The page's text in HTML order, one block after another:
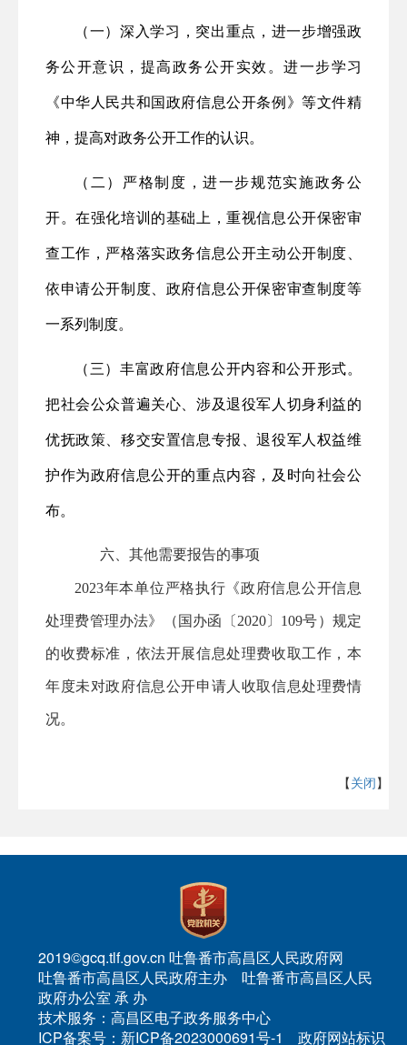
（一）深入学习，突出重点，进一步增强政
务公开意识，提高政务公开实效。进一步学习
《中华人民共和国政府信息公开条例》等文件精
神，提高对政务公开工作的认识。
（二）严格制度，进一步规范实施政务公
开。在强化培训的基础上，重视信息公开保密审
查工作，严格落实政务信息公开主动公开制度、
依申请公开制度、政府信息公开保密审查制度等
一系列制度。
（三）丰富政府信息公开内容和公开形式。
把社会公众普遍关心、涉及退役军人切身利益的
优抚政策、移交安置信息专报、退役军人权益维
护作为政府信息公开的重点内容，及时向社会公
布。
六、其他需要报告的事项
2023年本单位严格执行《政府信息公开信息
处理费管理办法》（国办函〔 2020〕 109号）规定
的收费标准，依法开展信息处理费收取工作，本
年度未对政府信息公开申请人收取信息处理费情
况。
【关闭】
2019©gcq.tlf.gov.cn 吐鲁番市高昌区人民政府网
吐鲁番市高昌区人民政府主办 吐鲁番市高昌区人民
政府办公室 承 办
技术服务：高昌区电子政务服务中心
ICP备案号：新ICP备2023000691号-1 政府网站标识